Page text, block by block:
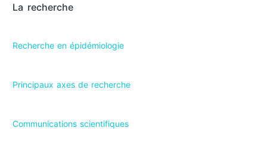
La recherche
Recherche en épidémiologie
Principaux axes de recherche
Communications scientifiques